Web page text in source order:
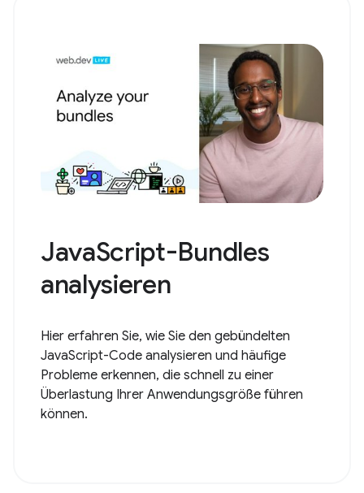
JavaScript-Bundles
analysieren
Hier erfahren Sie, wie Sie den gebündelten
JavaScript-Code analysieren und häufige
Probleme erkennen, die schnell zu einer
Überlastung Ihrer Anwendungsgröße führen
können.